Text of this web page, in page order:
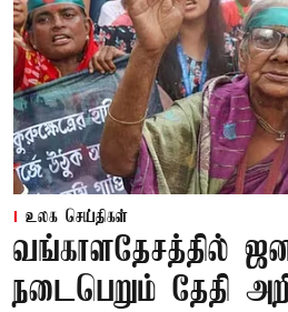
உலக செய்திகள்
வங்காளதேசத்தில்
நடைபெறும் தேதி